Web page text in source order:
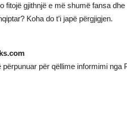
fitojë gjithnjë e më shumë fansa
Koha do t’i japë përgjigjen.
për qëllime informimi nga